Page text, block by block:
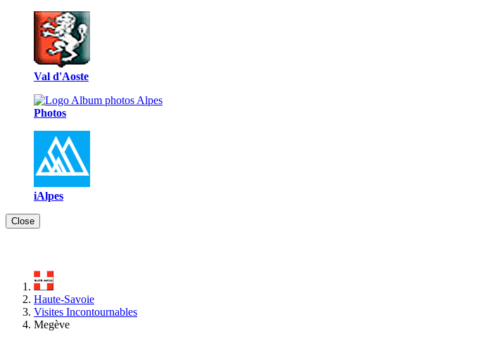
Val d'Aoste
Photos
iAlpes
Close
Haute-Savoie
Visites Incontournables
Megève